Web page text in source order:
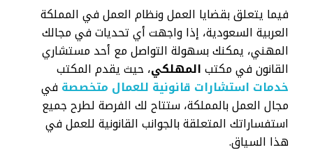
فيما يتعلق بقضايا العمل ونظام العمل في المملكة
العربية السعودية، إذا واجهت أي تحديات في مجالك
المهني، يمكنك بسهولة التواصل مع أحد مستشاري
القانون في مكتبالمهلكي، حيث يقدم المكتب
خدمات استشارات قانونية للعمال متخصصةفي
مجال العمل بالمملكة، ستتاح لك الفرصة لطرح جميع
استفساراتك المتعلقة بالجوانب القانونية للعمل في
هذا السياق.